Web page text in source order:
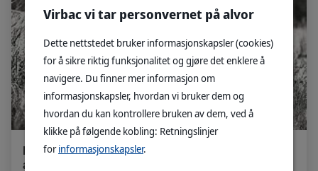
Kjenner du til hundefôret Veterinary HPM, utviklet
av dyrleger?
Virbac vi tar personvernet på alvor
Dette nettstedet bruker informasjonskapsler (cookies)
for å sikre riktig funksjonalitet og gjøre det enklere å
navigere. Du finner mer informasjon om
informasjonskapsler, hvordan vi bruker dem og
hvordan du kan kontrollere bruken av dem, ved å
klikke på følgende kobling: Retningslinjer
forinformasjonskapsler.